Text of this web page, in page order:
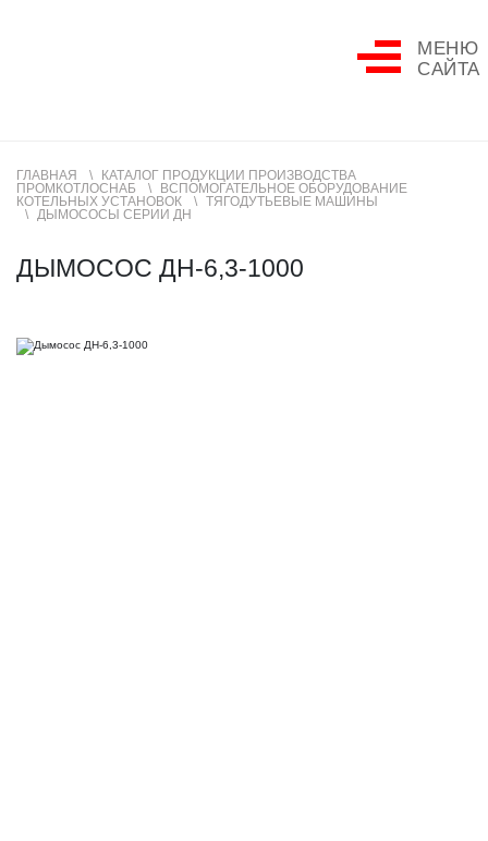
МЕНЮ
САЙТА
ГЛАВНАЯ
КАТАЛОГ ПРОДУКЦИИ ПРОИЗВОДСТВА
ПРОМКОТЛОСНАБ
ВСПОМОГАТЕЛЬНОЕ ОБОРУДОВАНИЕ
КОТЕЛЬНЫХ УСТАНОВОК
ТЯГОДУТЬЕВЫЕ МАШИНЫ
ДЫМОСОСЫ СЕРИИ ДН
ДЫМОСОС ДН-6,3-1000